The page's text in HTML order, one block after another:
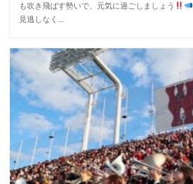
も吹き飛ばす勢いで、元気に過ごしましょう
見逃しなく…